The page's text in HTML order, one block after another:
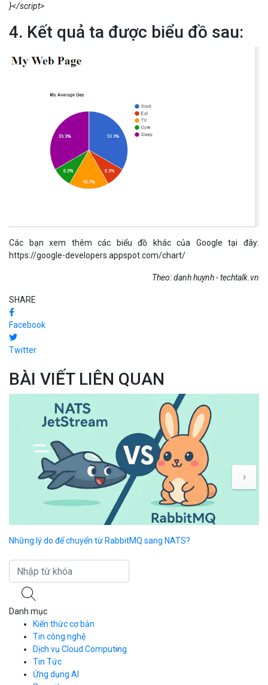
}</script>
4. Kết quả ta được biểu đồ sau:
Các bạn xem thêm các biểu đồ khác của Google tại đây:
https://google-developers.appspot.com/chart/
Theo: danh huynh - techtalk.vn
SHARE
Facebook
Twitter
BÀI VIẾT LIÊN QUAN
Những lý do để chuyển từ RabbitMQ sang NATS?
›
Danh mục
Kiến thức cơ bản
Tin công nghệ
Dịch vụ Cloud Computing
Cloud Server
CDN
Tin Tức
Ứng dụng AI